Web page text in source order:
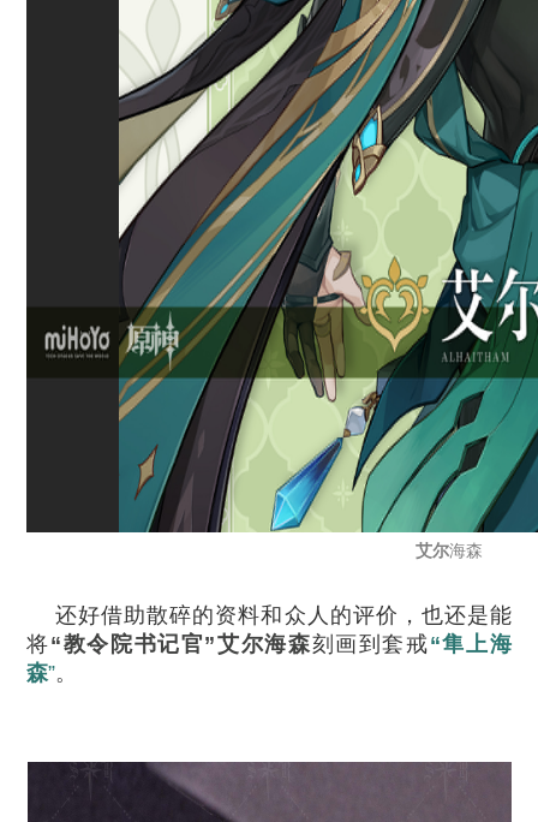
艾尔海森
还好借助散碎的资料和众人的评价，也还是能
将“教令院书记官”艾尔海森刻画到套戒“隼上海
森”。